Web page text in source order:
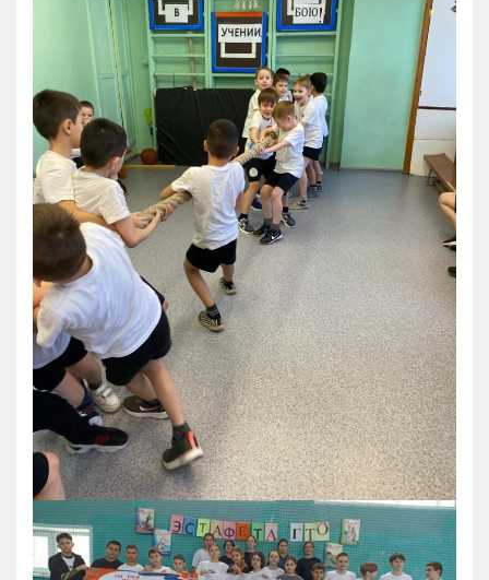
Детский Бассейн
Теннисный Зал
Зал сухого плавания